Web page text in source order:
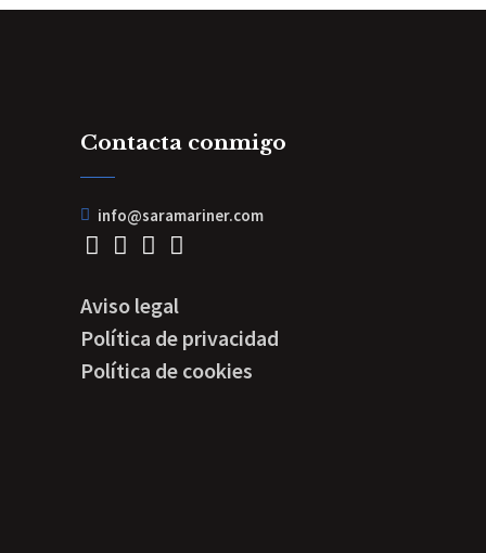
Contacta conmigo
info@saramariner.com
Aviso legal
Política de privacidad
Política de cookies